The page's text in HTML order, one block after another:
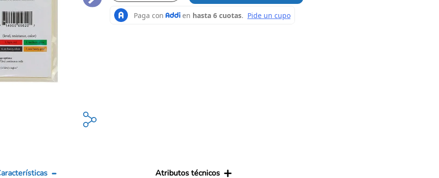
Atributos técnicos